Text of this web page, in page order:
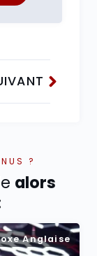
?
alors
Anglaise